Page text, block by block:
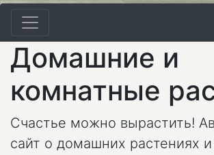
Домашние и
комнатные
Счастье можно вырастить!
сайт о домашних растениях